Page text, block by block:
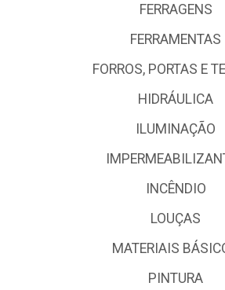
FERRAGENS
FERRAMENTAS
FORROS, PORTAS E
HIDRÁULICA
ILUMINAÇÃO
INCÊNDIO
LOUÇAS
MATERIAIS
PINTURA